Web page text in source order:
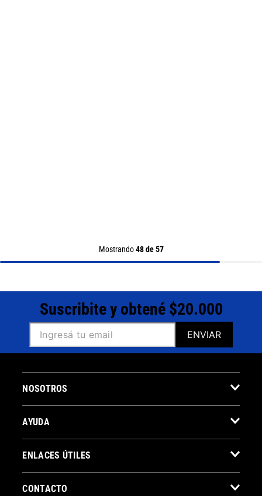
Mostrando48 de 57
Suscribite y obtené $20.000
ENVIAR
NOSOTROS
AYUDA
ENLACES ÚTILES
CONTACTO